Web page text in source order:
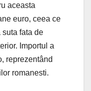
aceasta
euro, ceea ce
suta fata de
Importul a
reprezentând
romanesti.